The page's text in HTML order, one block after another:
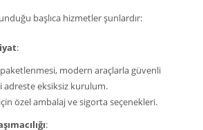
başlıca hizmetler şunlardır:
:
paketlenmesi, modern araçlarla güvenli
adreste eksiksiz kurulum.
için özel ambalaj ve sigorta seçenekleri.
: